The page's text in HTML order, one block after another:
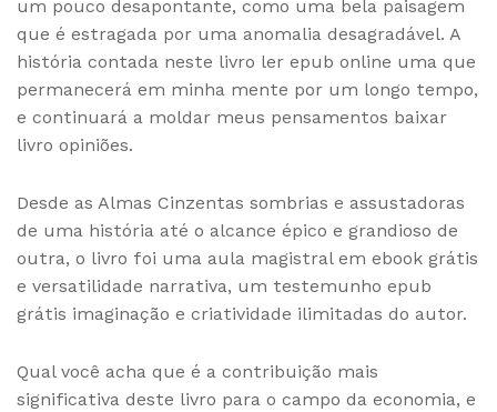
um pouco desapontante, como uma bela paisagem
que é estragada por uma anomalia desagradável. A
história contada neste livro ler epub online uma que
permanecerá em minha mente por um longo tempo,
e continuará a moldar meus pensamentos baixar
livro opiniões.
Desde as Almas Cinzentas sombrias e assustadoras
de uma história até o alcance épico e grandioso de
outra, o livro foi uma aula magistral em ebook grátis
e versatilidade narrativa, um testemunho epub
grátis imaginação e criatividade ilimitadas do autor.
Qual você acha que é a contribuição mais
significativa deste livro para o campo da economia, e